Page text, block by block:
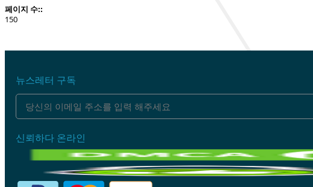
페이지 수::
150
뉴스레터 구독
신뢰하다 온라인